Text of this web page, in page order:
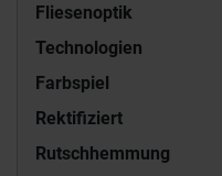
Fliesenoptik
Technologien
Farbspiel
Rektifiziert
Rutschhemmung